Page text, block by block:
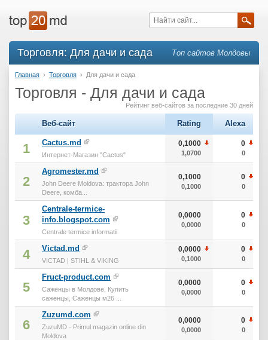
Торговля: Для дачи и сада Топ сайтов Молдовы
Главная › Торговля › Для дачи и сада
Торговля - Для дачи и сада
Рейтинг веб-сайтов за последние 30 дней
Веб-сайт Rating Alexa
1 Cactus.md
Интернет-Магазин "Cactus"
0,1000
1,0700
0
0
2
Agromester.md
John Deere Moldova: трактора John
Deere, комба...
0,1000
0,1000
0
0
3
Centrale-termice-
info.blogspot.com
Centrale termice informatii
0,0000
0,0000
0
0
4 Victad.md
VICTAD | STIHL & VIKING
0,0000
0,1000
0
0
5
Fruct-product.com
Саженцы в Молдове, Купить
саженцы, Саженцы м26 ...
0,0000
0,0000
0
0
6
Zuzumd.com
ZuzuMD - Primul magazin online din
Moldova
0,0000
0,0000
0
0